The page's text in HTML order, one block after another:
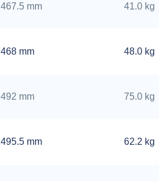
467.5 mm 41.0 kg
468 mm 48.0 kg
492 mm 75.0 kg
495.5 mm 62.2 kg